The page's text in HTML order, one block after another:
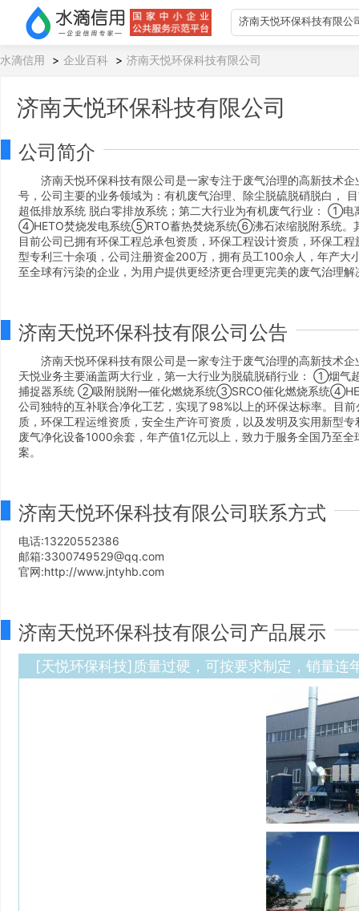
水滴信用 > 企业百科 > 济南天悦环保科技有限公司
济南天悦环保科技有限公司
公司简介
济南天悦环保科技有限公司是一家专注于废气治理的高新技术
号，公司主要的业务领域为：有机废气治理、除尘脱硫脱硝脱白，
超低排放系统 脱白零排放系统；第二大行业为有机废气行业：
④HETO焚烧发电系统⑤RTO蓄热焚烧系统⑥沸石浓缩脱附系统。
目前公司已拥有环保工程总承包资质，环保工程设计资质，环保工
型专利三十余项，公司注册资金200万，拥有员工100余人，年产
至全球有污染的企业，为用户提供更经济更合理更完美的废气治理解
济南天悦环保科技有限公司公告
济南天悦环保科技有限公司是一家专注于废气治理的高新技术
天悦业务主要涵盖两大行业，第一大行业为脱硫脱硝行业： ①烟
捕捉器系统 ②吸附脱附—催化燃烧系统③SRCO催化燃烧系统
公司独特的互补联合净化工艺，实现了98%以上的环保达标率。目
质，环保工程运维资质，安全生产许可资质，以及发明及实用新型
废气净化设备1000余套，年产值1亿元以上，致力于服务全国乃至
案。
济南天悦环保科技有限公司联系方式
电话:13220552386
邮箱:3300749529@qq.com
官网:http://www.jntyhb.com
济南天悦环保科技有限公司产品展示
[天悦环保科技]质量过硬，可按要求制定，销量连